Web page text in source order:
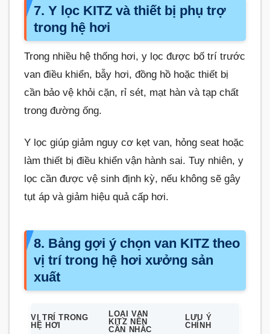
7. Y lọc KITZ và thiết bị phụ trợ
trong hệ hơi
Trong nhiều hệ thống hơi, y lọc được bố trí trước
van điều khiển, bẫy hơi, đồng hồ hoặc thiết bị
cần bảo vệ khỏi cặn, rỉ sét, mạt hàn và tạp chất
trong đường ống.
Y lọc giúp giảm nguy cơ kẹt van, hỏng seat hoặc
làm thiết bị điều khiển vận hành sai. Tuy nhiên, y
lọc cần được vệ sinh định kỳ, nếu không sẽ gây
tụt áp và giảm hiệu quả cấp hơi.
8. Bảng gợi ý chọn van KITZ theo
vị trí trong hệ hơi xưởng sản
xuất
VỊ TRÍ TRONG
HỆ HƠI
LOẠI VAN
KITZ NÊN
CÂN NHẮC
LƯU Ý
CHÍNH